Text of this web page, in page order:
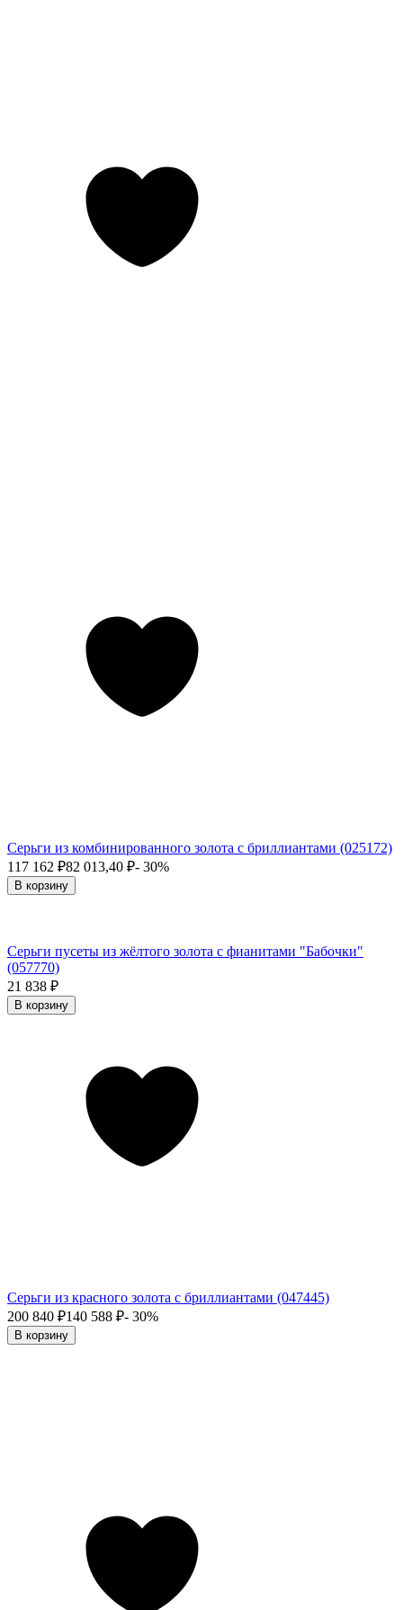
Серьги пусеты из жёлтого золота с фианитами "Бабочки"
(057770)
21 838 ₽
В корзину
Серьги из комбинированного золота с бриллиантами (025172)
117 162 ₽82 013,40 ₽- 30%
В корзину
Серьги из красного золота с бриллиантами (047445)
200 840 ₽140 588 ₽- 30%
В корзину